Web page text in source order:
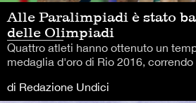
Alle Paralimpiadi è stato
delle Olimpiadi
Quattro atleti hanno ottenuto un
medaglia d'oro di Rio 2016, correndo
di Redazione Undici